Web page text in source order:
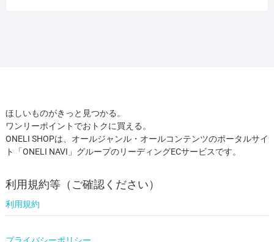
ほしいものがきっと見つかる。
ワンリーポイントでおトクに買える。
ONELI SHOPは、オールジャンル・オールコンテンツのポータルサイ
ト「ONELI NAVI」グループのリーディングECサービスです。
利用規約等（ご確認ください）
利用規約